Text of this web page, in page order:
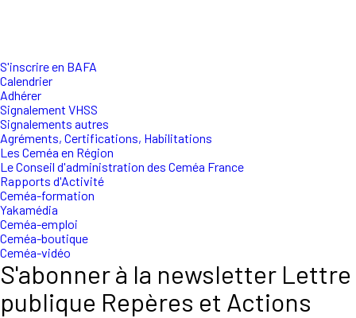
S'inscrire en BAFA
Calendrier
Adhérer
Signalement VHSS
Signalements autres
Agréments, Certifications, Habilitations
Les Ceméa en Région
Le Conseil d'administration des Ceméa France
Rapports d'Activité
Ceméa-formation
Yakamédia
Ceméa-emploi
Ceméa-boutique
Ceméa-vidéo
S'abonner à la newsletter Lettre
publique Repères et Actions